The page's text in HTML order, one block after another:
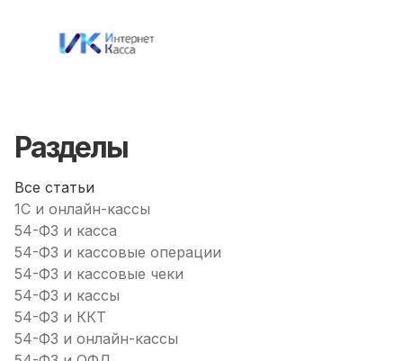
Разделы
Все статьи
1С и онлайн-кассы
54-ФЗ и касса
54-ФЗ и кассовые операции
54-ФЗ и кассовые чеки
54-ФЗ и кассы
54-ФЗ и ККТ
54-ФЗ и онлайн-кассы